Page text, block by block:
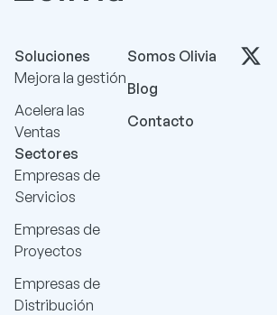
Soluciones
Mejora la gestión
Acelera las
Ventas
Sectores
Empresas de
Servicios
Empresas de
Proyectos
Empresas de
Distribución
Somos Olivia
Blog
Contacto